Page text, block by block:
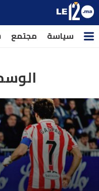
سياسة مجتمع